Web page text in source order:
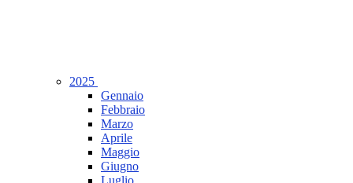
2025
Gennaio
Febbraio
Marzo
Aprile
Maggio
Giugno